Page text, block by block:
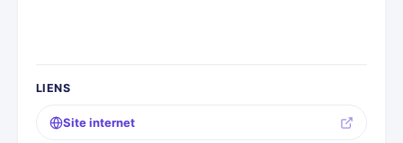
LIENS
Site internet